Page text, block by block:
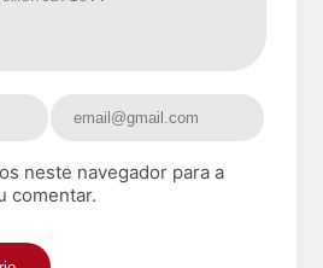
neste navegador para a
comentar.